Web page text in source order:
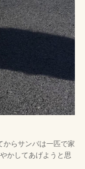
からサンバは一匹で家
かしてあげようと思